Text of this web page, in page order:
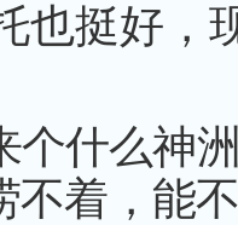
也挺好，
个什么神
不着，能